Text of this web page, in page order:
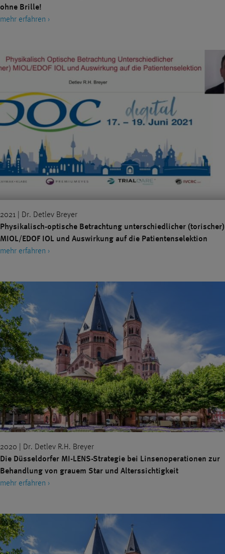
ohne Brille!
mehr erfahren ›
2021 | Dr. Detlev Breyer
Physikalisch-optische Betrachtung unterschiedlicher (torischer)
MIOL/EDOF IOL und Auswirkung auf die Patientenselektion
mehr erfahren ›
2020 | Dr. Detlev R.H. Breyer
Die Düsseldorfer MI-LENS-Strategie bei Linsenoperationen zur
Behandlung von grauem Star und Alterssichtigkeit
mehr erfahren ›